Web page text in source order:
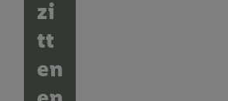
zi
tt
en